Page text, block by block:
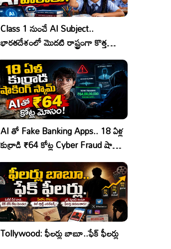
Class 1 నుంచే AI Subject..
భారతదేశంలో మొదటి రాష్ట్రంగా కొత్త
చరిత్ర!
AI తో Fake Banking Apps.. 18 ఏళ్ల
కుర్రాడి ₹64 కోట్ల Cyber Fraud షాకింగ్
ఆపరేషన్!
Tollywood: ఫీలర్లు బాబూ..ఫేక్ ఫీలర్లు